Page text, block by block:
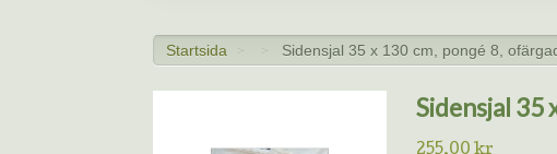
Startsida > > Sidensjal 35 x 130 cm, pongé 8,
Sidensjal 35